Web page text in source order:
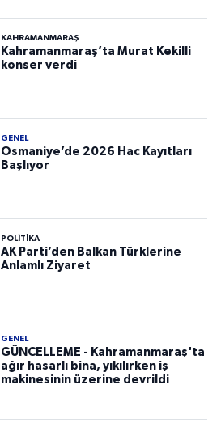
KAHRAMANMARAŞ
Kahramanmaraş’ta Murat Kekilli
konser verdi
GENEL
Osmaniye’de 2026 Hac Kayıtları
Başlıyor
POLITIKA
AK Parti’den Balkan Türklerine
Anlamlı Ziyaret
GENEL
GÜNCELLEME - Kahramanmaraş'ta
ağır hasarlı bina, yıkılırken iş
makinesinin üzerine devrildi